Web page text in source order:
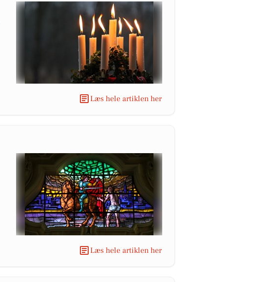
Læs hele artiklen her
Læs hele artiklen her